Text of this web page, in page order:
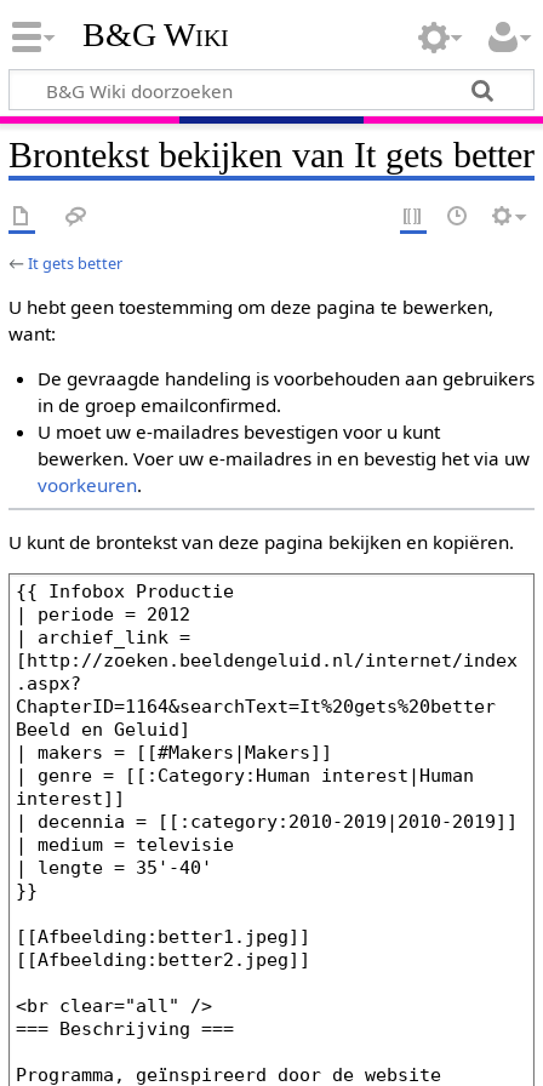
B&G Wiki
Brontekst bekijken van It gets better
←It gets better
U hebt geen toestemming om deze pagina te bewerken,
want:
De gevraagde handeling is voorbehouden aan gebruikers
in de groep emailconfirmed.
U moet uw e-mailadres bevestigen voor u kunt
bewerken. Voer uw e-mailadres in en bevestig het via uw
voorkeuren.
U kunt de brontekst van deze pagina bekijken en kopiëren.